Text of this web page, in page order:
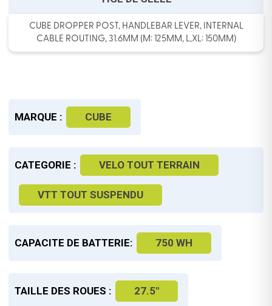
CUBE DROPPER POST, HANDLEBAR LEVER, INTERNAL
CABLE ROUTING, 31.6MM (M: 125MM, L,XL: 150MM)
MARQUE : CUBE
CATEGORIE : VELO TOUT TERRAIN
VTT TOUT SUSPENDU
CAPACITE DE BATTERIE: 750 WH
TAILLE DES ROUES : 27.5"